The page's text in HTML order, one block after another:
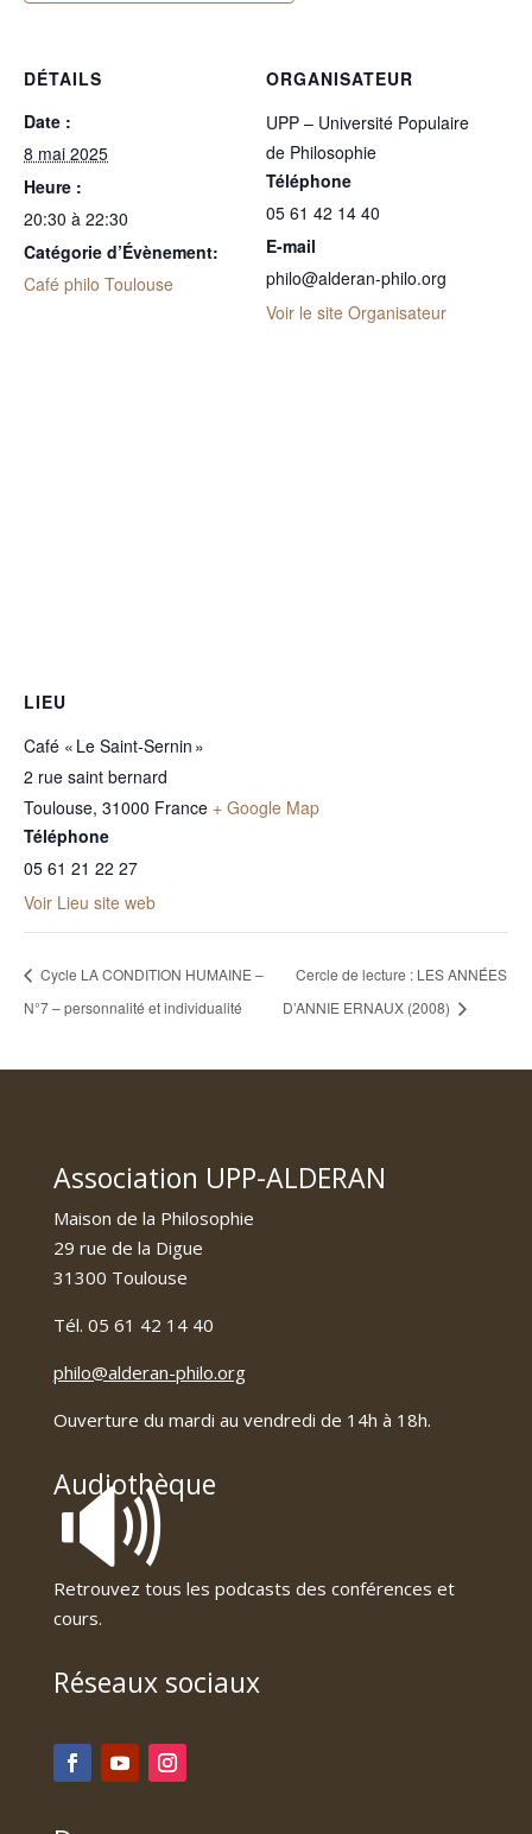
DÉTAILS
Date :
8 mai 2025
Heure :
20:30 à 22:30
Catégorie d’Évènement:
Café philo Toulouse
ORGANISATEUR
UPP – Université Populaire
de Philosophie
Téléphone
05 61 42 14 40
E-mail
philo@alderan-philo.org
Voir le site Organisateur
LIEU
Café « Le Saint-Sernin »
2 rue saint bernard
Toulouse, 31000 France + Google Map
Téléphone
05 61 21 22 27
Voir Lieu site web
Cycle LA CONDITION HUMAINE –
N°7 – personnalité et individualité
Cercle de lecture : LES ANNÉES
D’ANNIE ERNAUX (2008)
Association UPP-ALDERAN
Maison de la Philosophie
29 rue de la Digue
31300 Toulouse
Tél. 05 61 42 14 40
philo@alderan-philo.org
Ouverture du mardi au vendredi de 14h à 18h.
Audiothèque
🔊
Retrouvez tous les podcasts des conférences et
cours.
Réseaux sociaux